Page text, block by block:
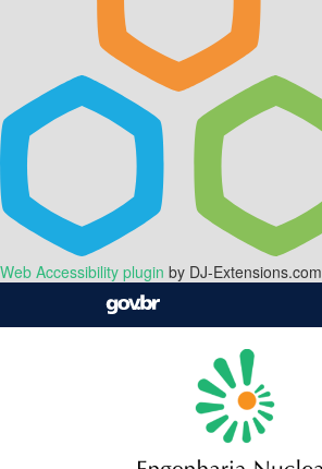
Web Accessibility plugin by DJ-Extensions.com